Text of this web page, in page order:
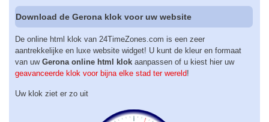
Download de Gerona klok voor uw website
De online html klok van 24TimeZones.com is een zeer
aantrekkelijke en luxe website widget! U kunt de kleur en formaat
van uw Gerona online html klok aanpassen of u kiest hier uw
geavanceerde klok voor bijna elke stad ter wereld!
Uw klok ziet er zo uit